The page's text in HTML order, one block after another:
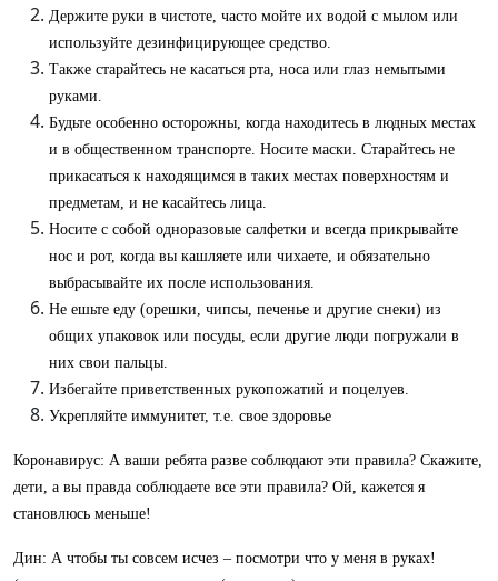
Держите руки в чистоте, часто мойте их водой с мылом или
используйте дезинфицирующее средство.
Также старайтесь не касаться рта, носа или глаз немытыми
руками.
Будьте особенно осторожны, когда находитесь в людных местах
и в общественном транспорте. Носите маски. Старайтесь не
прикасаться к находящимся в таких местах поверхностям и
предметам, и не касайтесь лица.
Носите с собой одноразовые салфетки и всегда прикрывайте
нос и рот, когда вы кашляете или чихаете, и обязательно
выбрасывайте их после использования.
Не ешьте еду (орешки, чипсы, печенье и другие снеки) из
общих упаковок или посуды, если другие люди погружали в
них свои пальцы.
Избегайте приветственных рукопожатий и поцелуев.
Укрепляйте иммунитет, т.е. свое здоровье
Коронавирус: А ваши ребята разве соблюдают эти правила? Скажите,
дети, а вы правда соблюдаете все эти правила? Ой, кажется я
становлюсь меньше!
Дин: А чтобы ты совсем исчез – посмотри что у меня в руках!